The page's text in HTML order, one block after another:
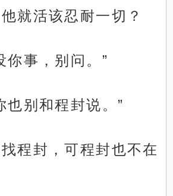
就活该忍耐一切？
你事，别问。”
也别和程封说。”
程封，可程封也不在